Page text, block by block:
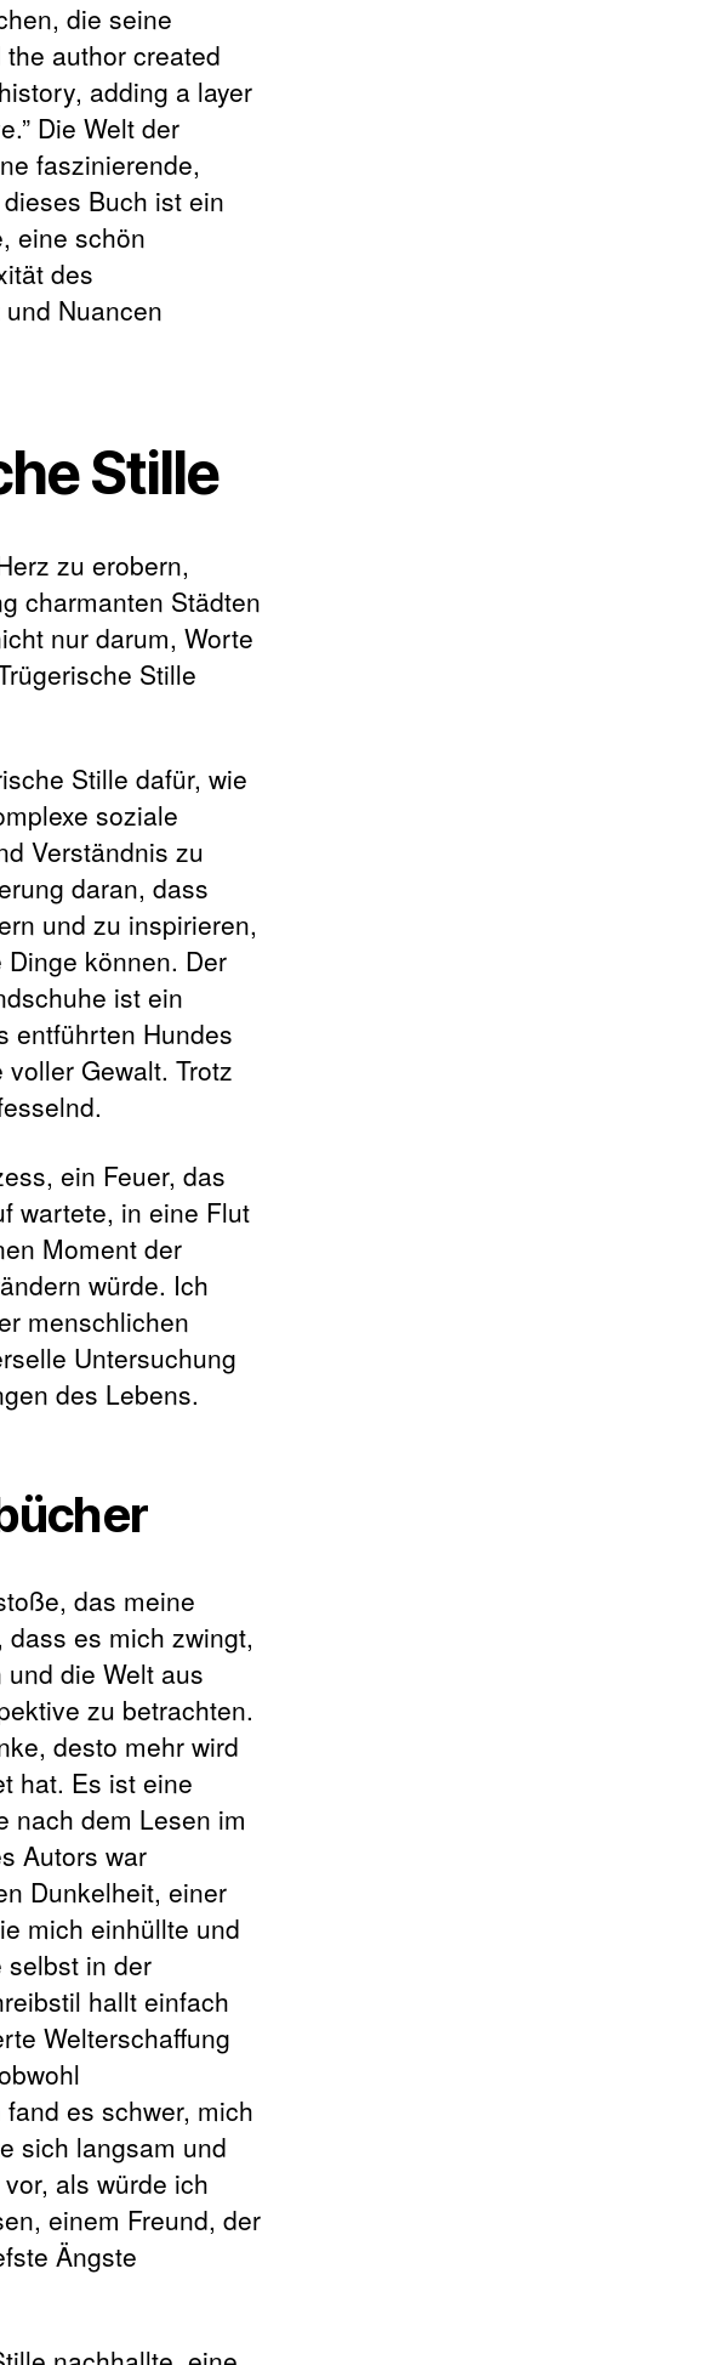
die seine
author created
adding a layer
Die Welt der
faszinierende,
Buch ist ein
eine schön
des
Nuancen
Stille
zu erobern,
charmanten Städten
nur darum, Worte
Stille
Stille dafür, wie
soziale
Verständnis zu
daran, dass
und zu inspirieren,
können. Der
ist ein
entführten Hundes
Gewalt. Trotz
ein Feuer, das
wartete, in eine Flut
Moment der
würde. Ich
menschlichen
Untersuchung
des Lebens.
das meine
es mich zwingt,
die Welt aus
zu betrachten.
desto mehr wird
hat. Es ist eine
nach dem Lesen im
Autors war
Dunkelheit, einer
mich einhüllte und
in der
hallt einfach
Welterschaffung
es schwer, mich
sich langsam und
als würde ich
einem Freund, der
Ängste